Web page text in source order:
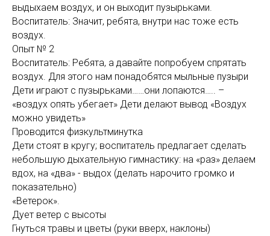
выдыхаем воздух, и он выходит пузырьками.
Воспитатель: Значит, ребята, внутри нас тоже есть
воздух.
Опыт № 2
Воспитатель: Ребята, а давайте попробуем спрятать
воздух. Для этого нам понадобятся мыльные пузыри
Дети играют с пузырьками……они лопаются….. –
«воздух опять убегает» Дети делают вывод «Воздух
можно увидеть»
Проводится физкультминутка
Дети стоят в кругу; воспитатель предлагает сделать
небольшую дыхательную гимнастику: на «раз» делаем
вдох, на «два» - выдох (делать нарочито громко и
показательно)
«Ветерок».
Дует ветер с высоты
Гнуться травы и цветы (руки вверх, наклоны)